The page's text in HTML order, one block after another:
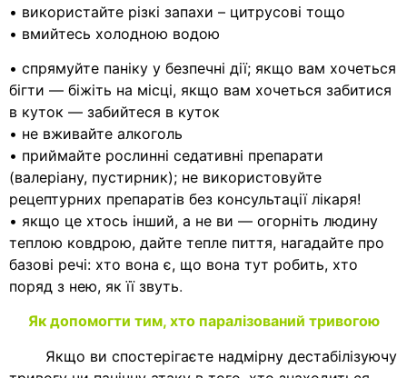
• використайте різкі запахи – цитрусові тощо
• вмийтесь холодною водою
• спрямуйте паніку у безпечні дії; якщо вам хочеться
бігти — біжіть на місці, якщо вам хочеться забитися
в куток — забийтеся в куток
• не вживайте алкоголь
• приймайте рослинні седативні препарати
(валеріану, пустирник); не використовуйте
рецептурних препаратів без консультації лікаря!
• якщо це хтось інший, а не ви — огорніть людину
теплою ковдрою, дайте тепле пиття, нагадайте про
базові речі: хто вона є, що вона тут робить, хто
поряд з нею, як її звуть.
Як допомогти тим, хто паралізований тривогою
Якщо ви спостерігаєте надмірну дестабілізуючу